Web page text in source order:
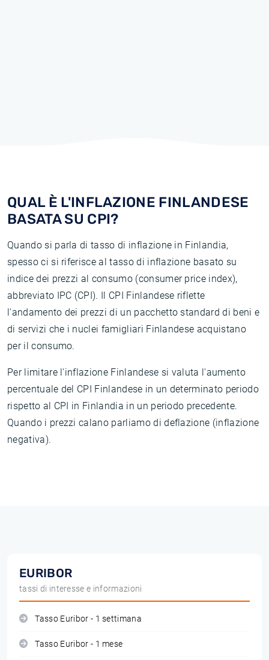
QUAL È L'INFLAZIONE FINLANDESE
BASATA SU CPI?
Quando si parla di tasso di inflazione in Finlandia,
spesso ci si riferisce al tasso di inflazione basato su
indice dei prezzi al consumo (consumer price index),
abbreviato IPC (CPI). Il CPI Finlandese riflette
l'andamento dei prezzi di un pacchetto standard di beni e
di servizi che i nuclei famigliari Finlandese acquistano
per il consumo.
Per limitare l'inflazione Finlandese si valuta l'aumento
percentuale del CPI Finlandese in un determinato periodo
rispetto al CPI in Finlandia in un periodo precedente.
Quando i prezzi calano parliamo di deflazione (inflazione
negativa).
EURIBOR
tassi di interesse e informazioni
Tasso Euribor - 1 settimana
Tasso Euribor - 1 mese